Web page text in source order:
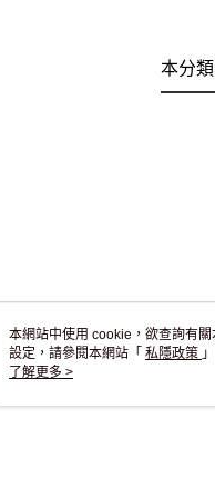
本分
本網站中使用 cookie，欲查詢有
設定，請參閱本網站「 私隱政策
用 cookie。
了解更多 >